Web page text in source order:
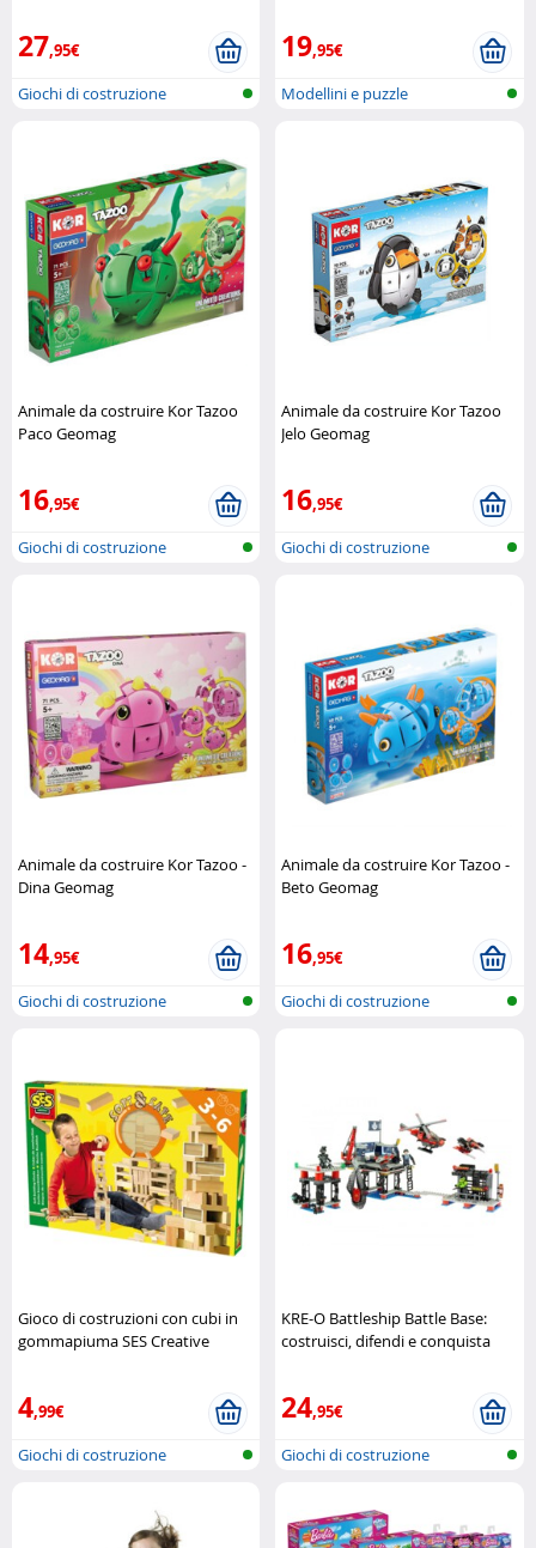
27,95€
Giochi di costruzione
19,95€
Modellini e puzzle
Animale da costruire Kor Tazoo
Paco Geomag
16,95€
Giochi di costruzione
Animale da costruire Kor Tazoo
Jelo Geomag
16,95€
Giochi di costruzione
Animale da costruire Kor Tazoo -
Dina Geomag
14,95€
Giochi di costruzione
Animale da costruire Kor Tazoo -
Beto Geomag
16,95€
Giochi di costruzione
Gioco di costruzioni con cubi in
gommapiuma SES Creative
4,99€
Giochi di costruzione
KRE-O Battleship Battle Base:
costruisci, difendi e conquista
24,95€
Giochi di costruzione